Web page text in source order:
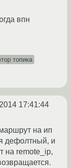
впн
топика
17:41:44
на ип
дефолтный, и
на remote_ip,